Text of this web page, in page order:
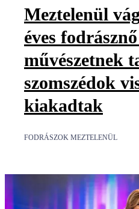
Meztelenül
éves
művészetnek
szomszédok
kiakadtak
FODRÁSZOK MEZTELENÜL